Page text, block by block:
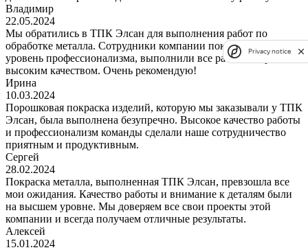
Владимир
22.05.2024
Мы обратились в ТПК Элсан для выполнения работ по
обработке металла. Сотрудники компании показали высокий
уровень профессионализма, выполнили все работы в срок и с
высоким качеством. Очень рекомендую!
Ирина
10.03.2024
Порошковая покраска изделий, которую мы заказывали у ТПК
Элсан, была выполнена безупречно. Высокое качество работы
и профессионализм команды сделали наше сотрудничество
приятным и продуктивным.
Сергей
28.02.2024
Покраска металла, выполненная ТПК Элсан, превзошла все
мои ожидания. Качество работы и внимание к деталям были
на высшем уровне. Мы доверяем все свои проекты этой
компании и всегда получаем отличные результаты.
Алексей
15.01.2024
Privacy notice